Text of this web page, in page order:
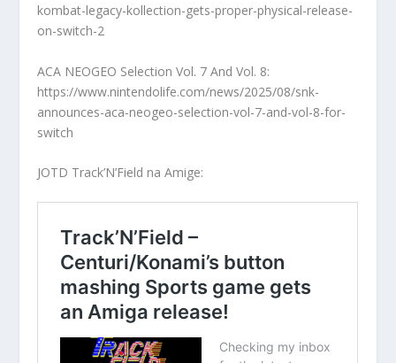
kombat-legacy-kollection-gets-proper-physical-release-
on-switch-2
ACA NEOGEO Selection Vol. 7 And Vol. 8:
https://www.nintendolife.com/news/2025/08/snk-
announces-aca-neogeo-selection-vol-7-and-vol-8-for-
switch
JOTD Track’N’Field na Amige: